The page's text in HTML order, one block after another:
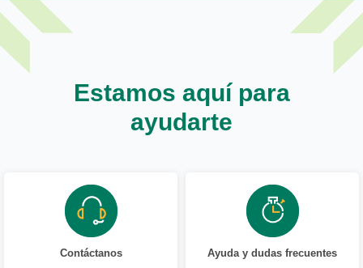
Estamos aquí para
ayudarte
Contáctanos Ayuda y dudas frecuentes